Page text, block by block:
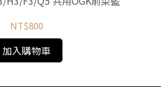
NT$800
加入購物車